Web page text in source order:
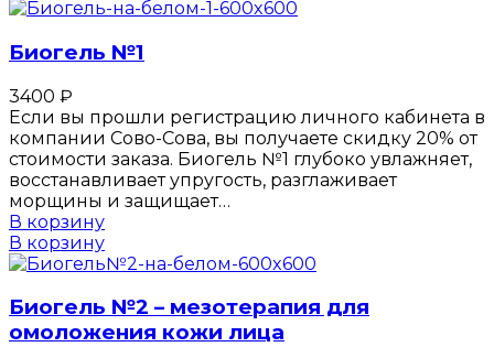
Биогель №1
3400 ₽
Если вы прошли регистрацию личного кабинета в
компании Сово-Сова, вы получаете скидку 20% от
стоимости заказа. Биогель №1 глубоко увлажняет,
восстанавливает упругость, разглаживает
морщины и защищает…
В корзину
В корзину
Биогель №2 – мезотерапия для
омоложения кожи лица